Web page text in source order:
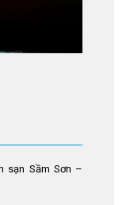
sạn Sầm Sơn –